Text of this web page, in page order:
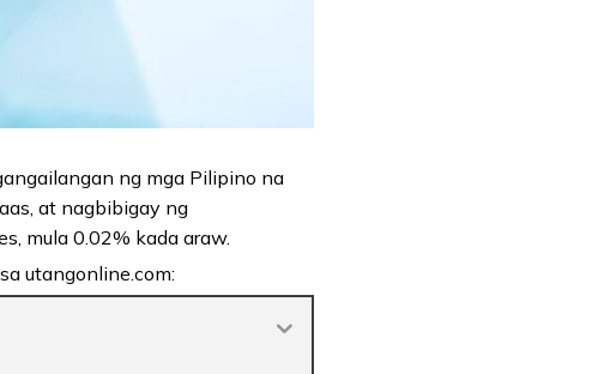
ng mga Pilipino na
at nagbibigay ng
mula 0.02% kada araw.
utangonline.com: